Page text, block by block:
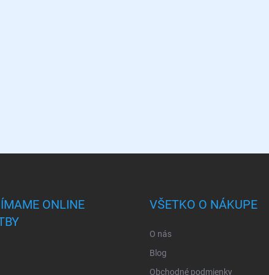
ONLINE
VŠETKO O NÁKUPE
O nás
Blog
Obchodné podmienky